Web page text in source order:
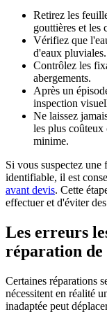
Retirez les
gouttières et les
Vérifiez que
d'eaux pluviales.
Contrôlez les
abergements.
Après un
inspection
Ne laissez
les plus
minime.
Si vous suspectez
identifiable, il est
avant devis. Cette
effectuer et d'éviter
Les erreurs
réparation de
Certaines réparations
nécessitent en réalité
inadaptée peut